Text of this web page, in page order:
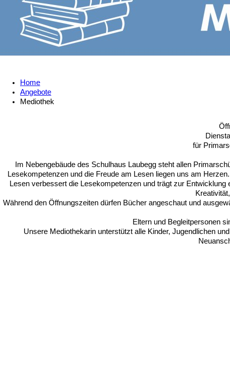
Home
Angebote
Mediothek
für
Im Nebengebäude des Schulhaus Laubegg steht allen
Lesekompetenzen und die Freude am Lesen liegen uns am
Lesen verbessert die Lesekompetenzen und trägt zur
Während den Öffnungszeiten dürfen Bücher angeschaut und
Eltern und Begleitpersonen
Unsere Mediothekarin unterstützt alle Kinder, Jugendlichen